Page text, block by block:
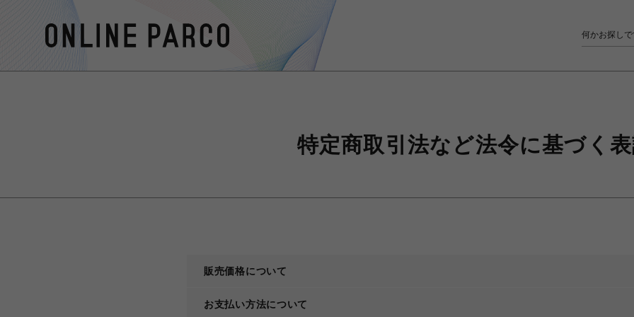
特定商取引法など法令に基づく
販売価格について
お支払い方法について